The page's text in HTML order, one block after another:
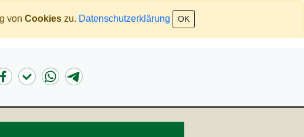
von Cookieszu. Datenschutzerklärung OK